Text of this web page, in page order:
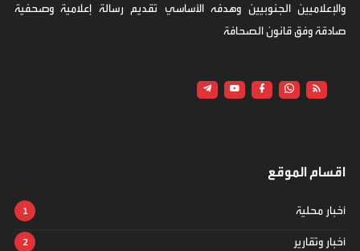
والإعلاميين الجنوبيين وهدفه الأساسي تقديم رسالة إعلامية وصحفية
صادقة وفق قانون الصحافة
اقسام الموقع
أخبار محلية
أخبار وتقارير